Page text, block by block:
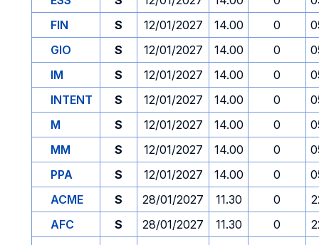
FIN
S 12/01/2027 14.00 0
GIO
S 12/01/2027 14.00 0
IM
S 12/01/2027 14.00 0
INTENT
S 12/01/2027 14.00 0
M
S 12/01/2027 14.00 0
MM
S 12/01/2027 14.00 0
PPA
S 12/01/2027 14.00 0
ACME
S 28/01/2027 11.30 0
AFC
S 28/01/2027 11.30 0